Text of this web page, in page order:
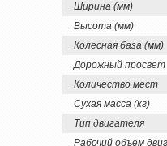
Ширина (мм)
Высота (мм)
Колесная база (мм)
Дорожный просвет
Количество мест
Сухая масса (кг)
Тип двигателя
Рабочий объем